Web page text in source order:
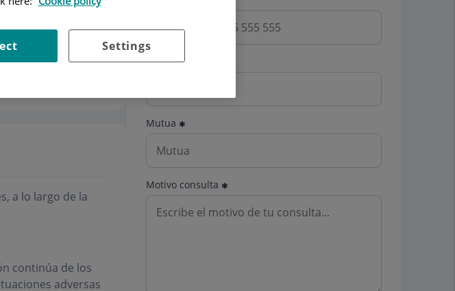
a lo largo de la
continúa de los
adversas
Email
Mutua
Motivo consulta
Settings